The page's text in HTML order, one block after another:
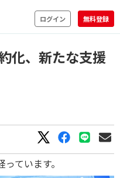
ログイン 無料登録
化、新たな支援
ています。